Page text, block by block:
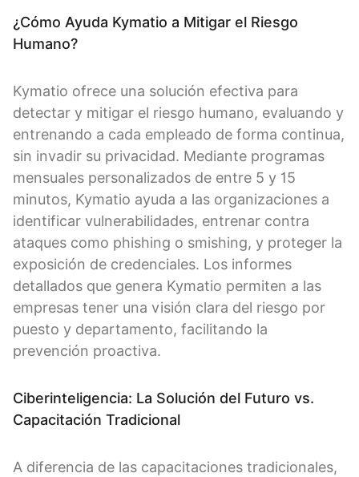
¿Cómo Ayuda Kymatio a Mitigar el Riesgo
Humano?
Kymatio ofrece una solución efectiva para
detectar y mitigar el riesgo humano, evaluando y
entrenando a cada empleado de forma continua,
sin invadir su privacidad. Mediante programas
mensuales personalizados de entre 5 y 15
minutos, Kymatio ayuda a las organizaciones a
identificar vulnerabilidades, entrenar contra
ataques como phishing o smishing, y proteger la
exposición de credenciales. Los informes
detallados que genera Kymatio permiten a las
empresas tener una visión clara del riesgo por
puesto y departamento, facilitando la
prevención proactiva.
Ciberinteligencia: La Solución del Futuro vs.
Capacitación Tradicional
A diferencia de las capacitaciones tradicionales,